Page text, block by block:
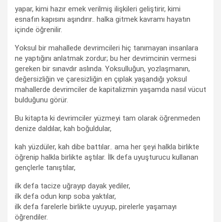
yapar, kimi hazır emek verilmiş ilişkileri geliştirir, kimi
esnafın kapısını aşındırır.. halka gitmek kavramı hayatın
içinde öğrenilir.
Yoksul bir mahallede devrimcileri hiç tanımayan insanlara
ne yaptığını anlatmak zordur; bu her devrimcinin vermesi
gereken bir sınavdır aslında. Yoksulluğun, yozlaşmanın,
değersizliğin ve çaresizliğin en çıplak yaşandığı yoksul
mahallerde devrimciler de kapitalizmin yaşamda nasıl vücut
bulduğunu görür.
Bu kitapta ki devrimciler yüzmeyi tam olarak öğrenmeden
denize daldılar, kah boğuldular,
kah yüzdüler, kah dibe battılar.. ama her şeyi halkla birlikte
öğrenip halkla birlikte aştılar. İlk defa uyuşturucu kullanan
gençlerle tanıştılar,
ilk defa tacize uğrayıp dayak yediler,
ilk defa odun kırıp soba yaktılar,
ilk defa farelerle birlikte uyuyup, pirelerle yaşamayı
öğrendiler.